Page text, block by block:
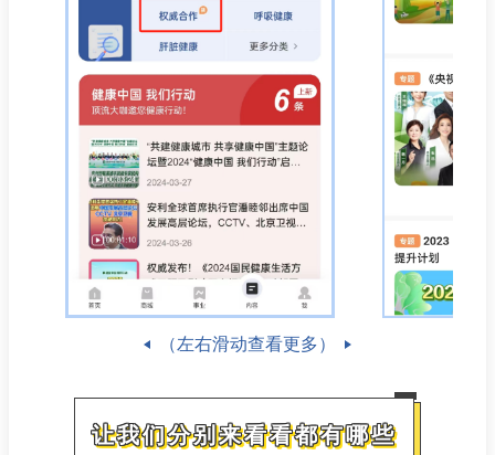
（左右滑动查看更多）
让我们分别来看看都有哪些